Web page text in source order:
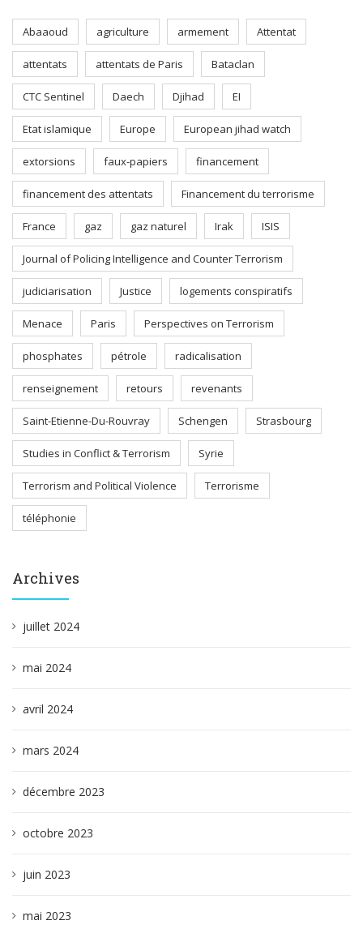
Abaaoud agriculture armement Attentat
attentats attentats de Paris Bataclan
CTC Sentinel Daech Djihad EI
Etat islamique Europe European jihad watch
extorsions faux-papiers financement
financement des attentats Financement du terrorisme
France gaz gaz naturel Irak ISIS
Journal of Policing Intelligence and Counter Terrorism
judiciarisation Justice logements conspiratifs
Menace Paris Perspectives on Terrorism
phosphates pétrole radicalisation
renseignement retours revenants
Saint-Etienne-Du-Rouvray Schengen Strasbourg
Studies in Conflict & Terrorism Syrie
Terrorism and Political Violence Terrorisme
téléphonie
Archives
juillet 2024
mai 2024
avril 2024
mars 2024
décembre 2023
octobre 2023
juin 2023
mai 2023